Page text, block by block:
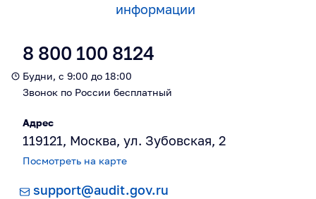
информации
8 800 100 8124
Будни, с 9:00 до 18:00
Звонок по России бесплатный
Адрес
119121, Москва, ул. Зубовская, 2
Посмотреть на карте
support@audit.gov.ru